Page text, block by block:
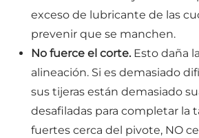
exceso de lubricante de las
prevenir que se manchen.
No fuerce el corte. Esto daña
alineación. Si es demasiado
sus tijeras están demasiado
desafiladas para completar la
fuertes cerca del pivote, NO